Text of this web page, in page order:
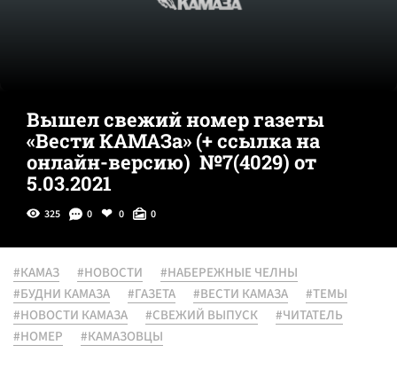
Вышел свежий номер газеты
«Вести КАМАЗа» (+ ссылка на
онлайн-версию) №7(4029) от
5.03.2021
325 0 0 0
#КАМАЗ #НОВОСТИ
#НАБЕРЕЖНЫЕ ЧЕЛНЫ
#БУДНИ КАМАЗА
#ГАЗЕТА #ВЕСТИ КАМАЗА
#ТЕМЫ
#НОВОСТИ КАМАЗА
#СВЕЖИЙ ВЫПУСК
#ЧИТАТЕЛЬ
#НОМЕР
#КАМАЗОВЦЫ